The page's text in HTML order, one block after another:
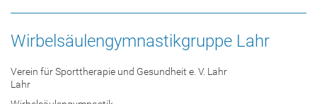
Wirbelsäulengymnastikgruppe Lahr
Verein für Sporttherapie und Gesundheit e. V. Lahr
Lahr